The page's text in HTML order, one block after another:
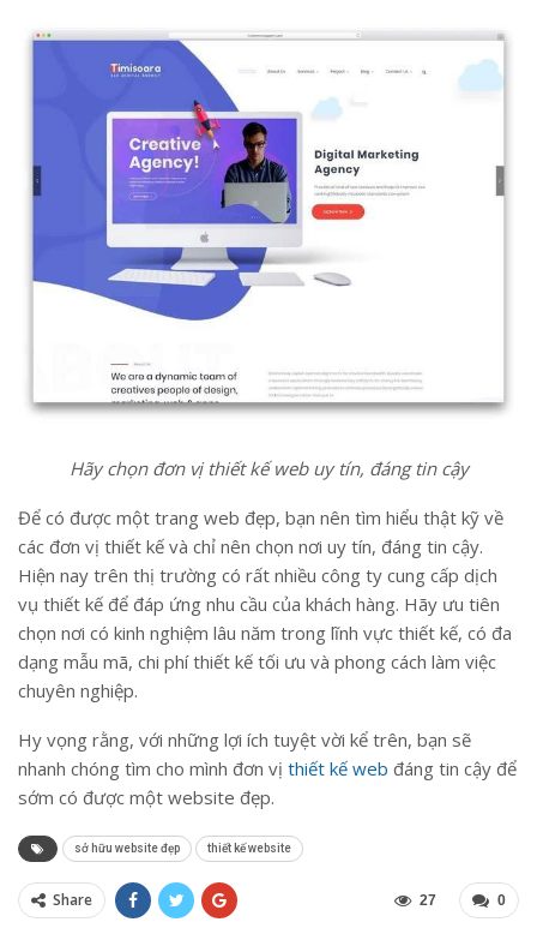
Hãy chọn đơn vị thiết kế web uy tín, đáng tin cậy
Để có được một trang web đẹp, bạn nên tìm hiểu thật kỹ về
các đơn vị thiết kế và chỉ nên chọn nơi uy tín, đáng tin cậy.
Hiện nay trên thị trường có rất nhiều công ty cung cấp dịch
vụ thiết kế để đáp ứng nhu cầu của khách hàng. Hãy ưu tiên
chọn nơi có kinh nghiệm lâu năm trong lĩnh vực thiết kế, có đa
dạng mẫu mã, chi phí thiết kế tối ưu và phong cách làm việc
chuyên nghiệp.
Hy vọng rằng, với những lợi ích tuyệt vời kể trên, bạn sẽ
nhanh chóng tìm cho mình đơn vị thiết kế web đáng tin cậy để
sớm có được một website đẹp.
sở hữu website đẹp thiết kế website
Share 0
27